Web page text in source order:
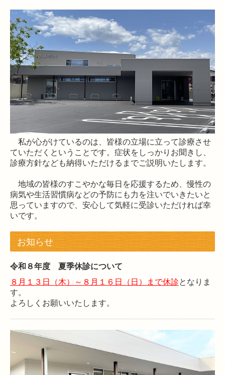
私が心がけているのは、皆様の立場に立って診療させ
ていただくということです。症状をしっかりお聞きし、
診療方針なども納得いただけるまでご説明いたします。
地域の皆様のすこやかな毎日を応援するため、慢性の
病気や生活習慣病などの予防にも力を注いでいきたいと
思っていますので、安心して気軽に受診いただければ幸
いです。
お知らせ
令和８年度 夏季休診について
８月１３日（木）～８月１６日（日）まで休診となりま
す。
よろしくお願いいたします。